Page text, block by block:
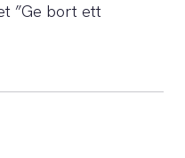
”Ge bort ett